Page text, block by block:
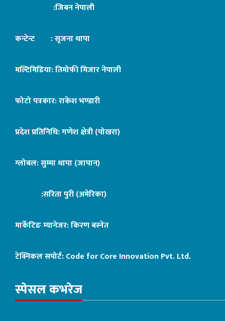
:जिबन नेपाली
कन्टेन्ट : सृजना थापा
मल्टिमिडिया: तिमोफी मिजार नेपाली
फोटो पत्रकार: राकेश भण्डारी
प्रदेश प्रतिनिधि: गणेश क्षेत्री (पोखरा)
ग्लोबल: सुम्मा थापा (जापान)
:सरिता पुरी (अमेरिका)
मार्केटिङ म्यानेजर: किरण बस्नेत
टेक्निकल सपोर्ट:Code for Core Innovation Pvt. Ltd.
स्पेसल कभरेज